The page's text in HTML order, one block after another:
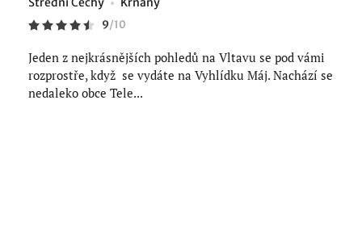
9/10
Jeden z nejkrásnějších pohledů na Vltavu se pod vámi
rozprostře, když se vydáte na Vyhlídku Máj. Nachází se
nedaleko obce Tele...